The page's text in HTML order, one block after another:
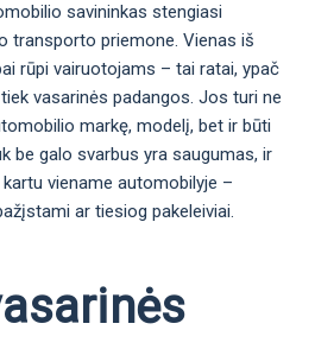
savininkas stengiasi
transporto priemone. Vienas iš
rūpi vairuotojams – tai ratai, ypač
vasarinės padangos. Jos turi ne
markę, modelį, bet ir būti
be galo svarbus yra saugumas, ir
viename automobilyje –
ar tiesiog pakeleiviai.